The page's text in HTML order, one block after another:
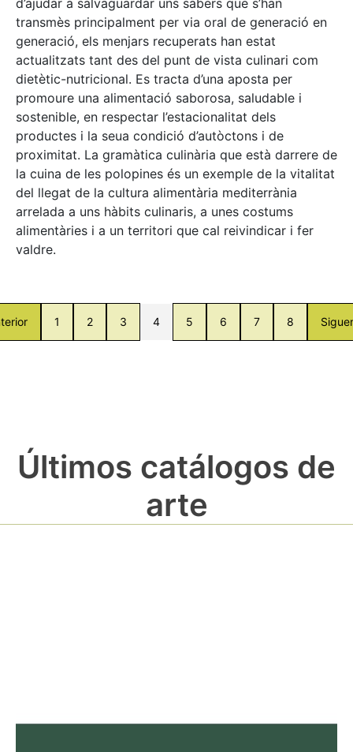
transmès principalment per via oral de generació en
generació, els menjars recuperats han estat
actualitzats tant des del punt de vista culinari com
dietètic-nutricional. Es tracta d’una aposta per
promoure una alimentació saborosa, saludable i
sostenible, en respectar l’estacionalitat dels
productes i la seua condició d’autòctons i de
proximitat. La gramàtica culinària que està darrere de
la cuina de les polopines és un exemple de la vitalitat
del llegat de la cultura alimentària mediterrània
arrelada a uns hàbits culinaris, a unes costums
alimentàries i a un territori que cal reivindicar i fer
valdre.
1 2 3 4 5 6 7 8
Últimos catálogos de
arte